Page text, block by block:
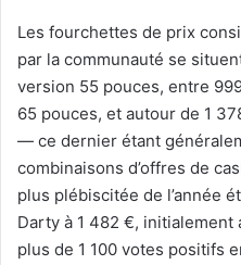
Les fourchettes de prix
par la communauté se
version 55 pouces, entre
65 pouces, et autour de 1
— ce dernier étant
combinaisons d’offres de
plus plébiscitée de l’année
Darty à 1 482 €, initialement
plus de 1 100 votes positifs